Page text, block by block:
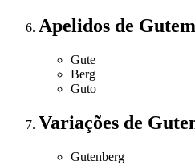
Apelidos de
Gute
Berg
Guto
Variações de
Gutenberg